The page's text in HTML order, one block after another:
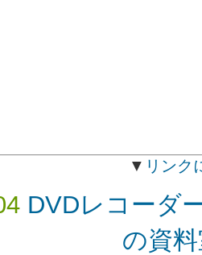
▼ リンク
DVDレコーダ
の資